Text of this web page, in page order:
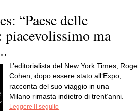
“Paese delle
ma
L’editorialista del New York Times,
Cohen, dopo essere stato all‘Expo,
racconta del suo viaggio in una
Milano rimasta indietro di trent’anni.
Leggere il seguito